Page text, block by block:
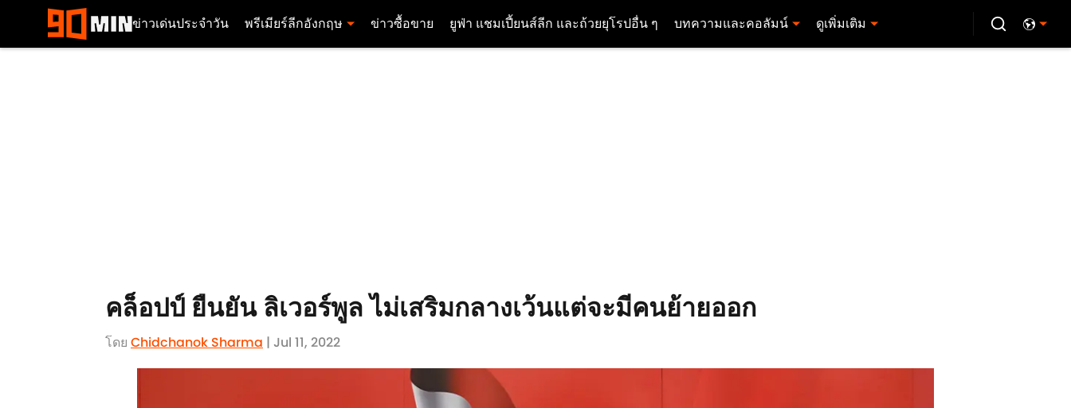
ข่าวเด่นประจำวัน พรีเมียร์ลีกอังกฤษ ข่าวซื้อขาย ยูฟ่า แชมเปี้ยนส์ลีก และถ้วยยุโรปอื่น ๆ บทความและคอลัมน์ ดูเพิ่มเติม
คล็อปป์ ยืนยัน ลิเวอร์พูล ไม่เสริมกลางเว้นแต่จะมีคนย้ายออก
โดย Chidchanok Sharma | Jul 11, 2022